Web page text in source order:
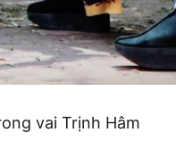
vai Trịnh Hâm